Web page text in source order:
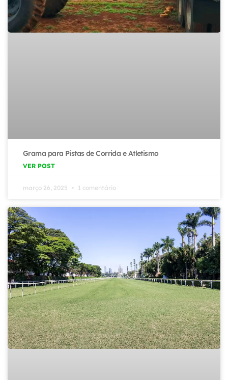
Grama para Pistas de Corrida e Atletismo
VER POST
março 26, 2025 1 comentário